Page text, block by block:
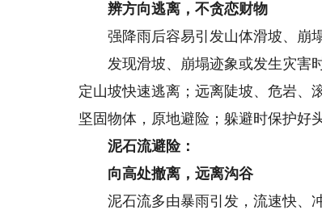
辨方向逃离，不贪恋财物
强降雨后容易引发山体滑坡、崩塌
发现滑坡、崩塌迹象或发生灾害时
定山坡快速逃离；远离陡坡、危岩、
坚固物体，原地避险；躲避时保护好
泥石流避险：
向高处撤离，远离沟谷
泥石流多由暴雨引发，流速快、冲